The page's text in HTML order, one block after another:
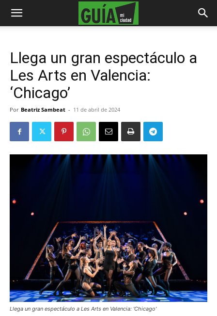
Llega un gran espectáculo a
Les Arts en Valencia:
‘Chicago’
Por Beatriz Sambeat - 11 de abril de 2024
Llega un gran espectáculo a Les Arts en Valencia: 'Chicago'